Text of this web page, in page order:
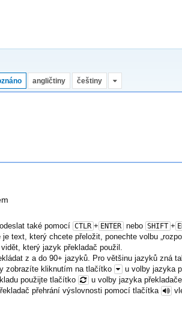
angličtiny češtiny
také pomocí CTLR + ENTER nebo SHIFT +
text, který chcete přeložit, ponechte volbu
který jazyk překladač použil.
z a do 90+ jazyků. Pro většinu jazyků zná
zobrazíte kliknutím na tlačítko
u volby jazyka
použijte tlačítko
u volby jazyka
přehrání výslovnosti pomocí tlačítka